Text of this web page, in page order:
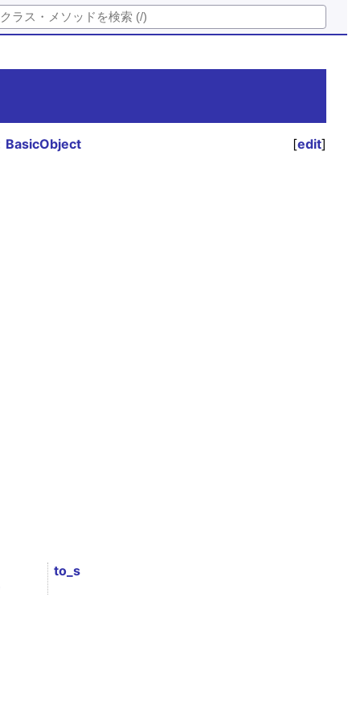
[edit]
BasicObject
to_s